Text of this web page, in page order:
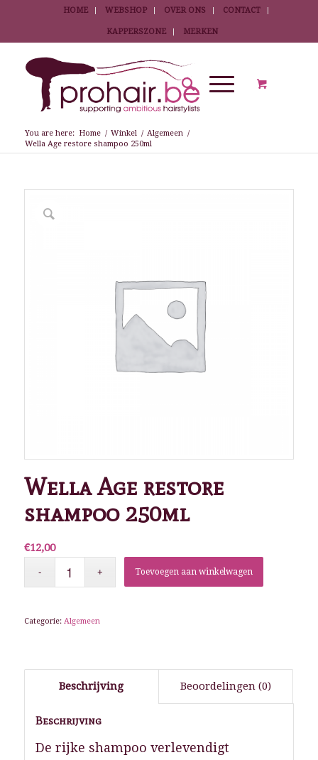
HOME WEBSHOP OVER ONS CONTACT
KAPPERSZONE MERKEN
You are here: Home / Winkel / Algemeen /
Wella Age restore shampoo 250ml
Wella Age restore
shampoo 250ml
€12,00
Toevoegen aan winkelwagen
Categorie: Algemeen
Beschrijving Beoordelingen (0)
Beschrijving
De rijke shampoo verlevendigt